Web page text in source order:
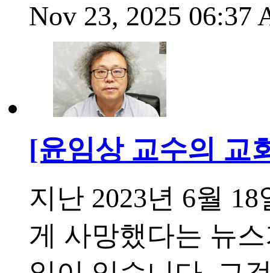
Nov 23, 2025 06:37
[윤임상 교수의 교
지난 2023년 6월
게 사망했다는 뉴